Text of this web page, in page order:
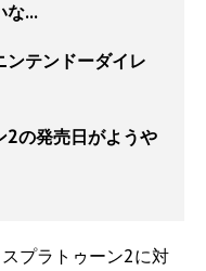
な…
ンテンドーダイレ
2の発売日がようや
プラトゥーン2に対